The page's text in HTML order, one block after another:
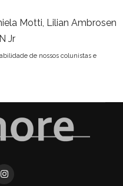
Motti, Lilian Ambrosen
Jr
de nossos colunistas e